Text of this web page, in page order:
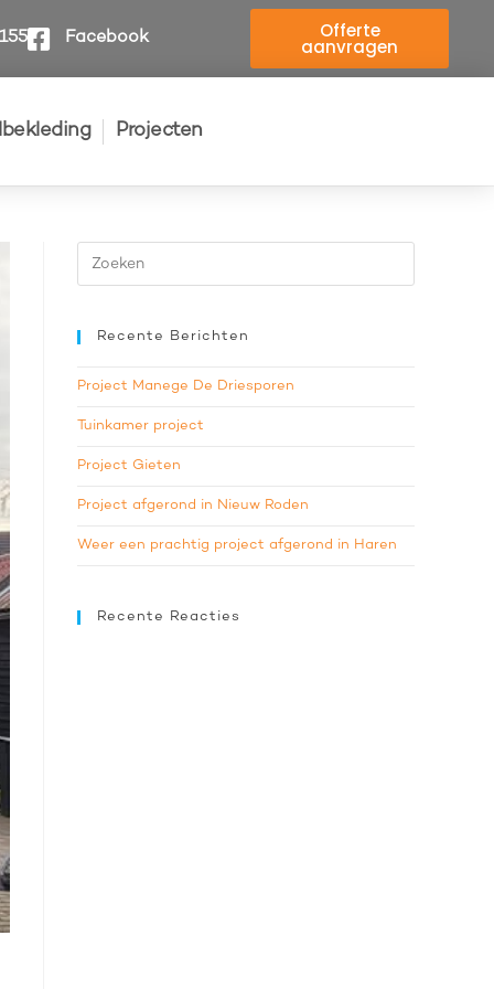
Facebook Offerte
aanvragen
Projecten
Recente Berichten
Project Manege De Driesporen
Tuinkamer project
Project Gieten
Project afgerond in Nieuw Roden
Weer een prachtig project afgerond in Haren
Recente Reacties